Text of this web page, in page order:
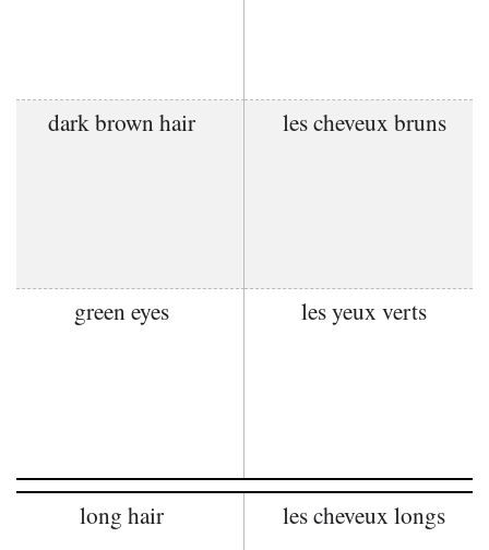
dark brown hair les cheveux bruns
green eyes les yeux verts
long hair les cheveux longs